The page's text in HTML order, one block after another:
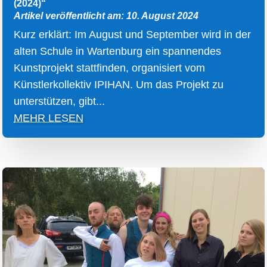
(2024)“
Artikel veröffentlicht am: 10. August 2024
Kurz erklärt: Im August und September wird in der
alten Schule in Wartenburg ein spannendes
Kunstprojekt stattfinden, organisiert vom
Künstlerkollektiv IPIHAN. Um das Projekt zu
unterstützen, gibt...
MEHR LESEN